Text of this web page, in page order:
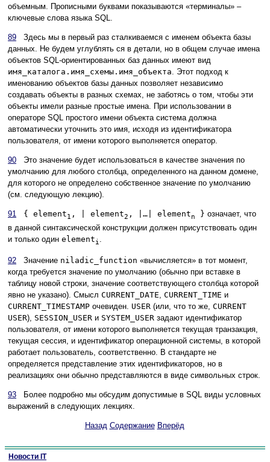
объемным. Прописными буквами показываются «терминалы» –
ключевые слова языка SQL.
89 Здесь мы в первый раз сталкиваемся с именем объекта базы
данных. Не будем углублять ся в детали, но в общем случае имена
объектов SQL-ориентированных баз данных имеют вид
имя_каталога.имя_схемы.имя_объекта . Этот подход к
именованию объектов базы данных позволяет независимо
создавать объекты в разных схемах, не заботясь о том, чтобы эти
объекты имели разные простые имена. При использовании в
операторе SQL простого имени объекта система должна
автоматически уточнить это имя, исходя из идентификатора
пользователя, от имени которого выполняется оператор.
90 Это значение будет использоваться в качестве значения по
умолчанию для любого столбца, определенного на данном домене,
для которого не определено собственное значение по умолчанию
(см. следующую лекцию).
91 { element1 , | element2 , |…| elementn } означает, что
в данной синтаксической конструкции должен присутствовать один
и только один elementi
92 Значение niladic_function «вычисляется» в тот момент,
когда требуется значение по умолчанию (обычно при вставке в
таблицу новой строки, значение соответствующего столбца которой
явно не указано). Смысл CURRENT_DATE, CURRENT_TIME и
CURRENT_TIMESTAMP очевиден. USER (или, что то же, CURRENT
USER), SESSION_USER и SYSTEM_USER задают идентификатор
пользователя, от имени которого выполняется текущая транзакция,
текущая сессия, и идентификатор операционной системы, в которой
работает пользователь, соответственно. В стандарте не
определяется представление этих идентификаторов, но в
реализациях они обычно представляются в виде символьных строк.
93 Более подробно мы обсудим допустимые в SQL виды условных
выражений в следующих лекциях.
Назад Содержание Вперёд
Новости IT